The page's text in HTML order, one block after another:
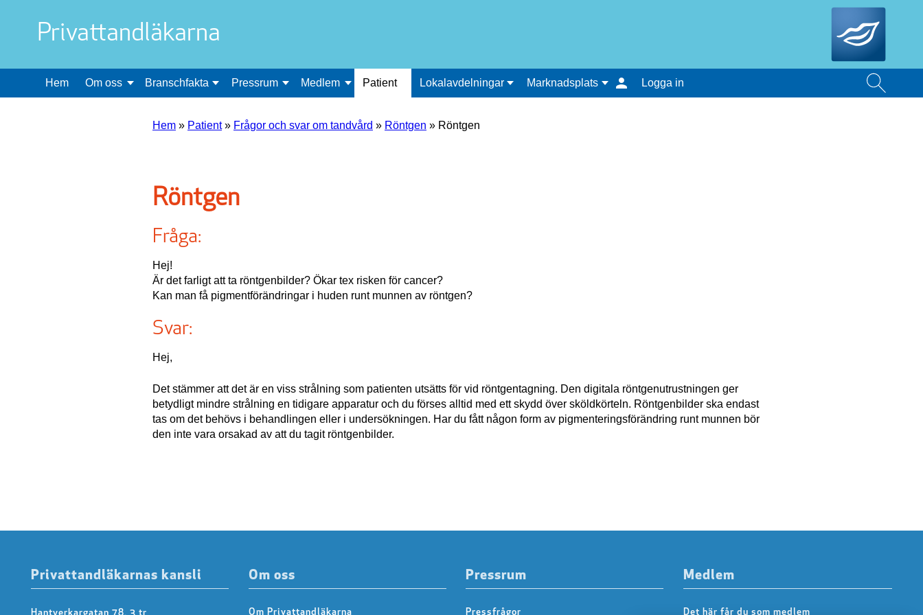
Privattandläkarna
Hem Om oss Branschfakta Pressrum Medlem Patient Lokalavdelningar Marknadsplats Logga in
Hem » Patient» Frågor och svar om tandvård » Röntgen » Röntgen
Röntgen
Fråga:
Hej!
Är det farligt att ta röntgenbilder? Ökar tex risken för cancer?
Kan man få pigmentförändringar i huden runt munnen av röntgen?
Svar:
Hej,
Det stämmer att det är en viss strålning som patienten utsätts för vid röntgentagning. Den digitala röntgenutrustningen ger
betydligt mindre strålning en tidigare apparatur och du förses alltid med ett skydd över sköldkörteln. Röntgenbilder ska endast
tas om det behövs i behandlingen eller i undersökningen. Har du fått någon form av pigmenteringsförändring runt munnen bör
den inte vara orsakad av att du tagit röntgenbilder.
Privattandläkarnas kansli
Hantverkargatan 78, 3 tr
Om oss
Om Privattandläkarna
Pressrum
Pressfrågor
Medlem
Det här får du som medlem